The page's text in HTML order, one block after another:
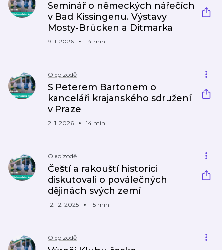
Seminář o německých nářečích
v Bad Kissingenu. Výstavy
Mosty-Brücken a Ditmarka
9. 1. 2026 14 min
O epizodě
S Peterem Bartonem o
kanceláři krajanského sdružení
v Praze
2. 1. 2026 14 min
O epizodě
Čeští a rakouští historici
diskutovali o poválečných
dějinách svých zemí
12. 12. 2025 15 min
O epizodě